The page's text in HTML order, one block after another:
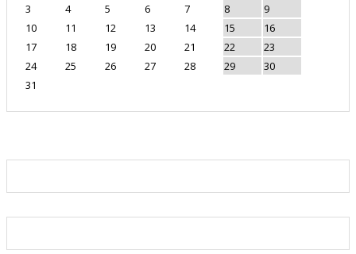
3
4 5 6 7 8
9
10
11 12 13 14 15
16
17
18 19 20 21 22
23
24
25 26 27 28 29
30
31